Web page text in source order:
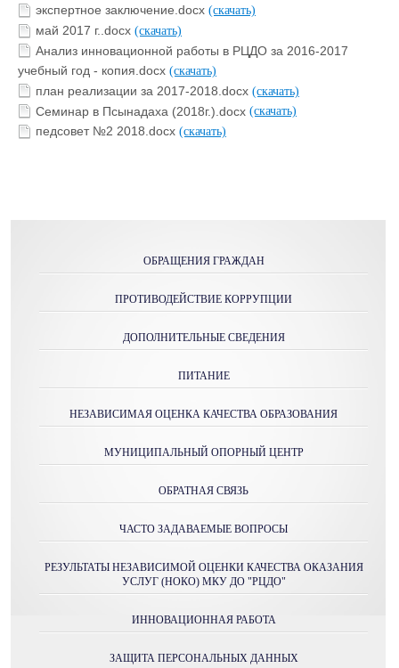
экспертное заключение.docx (скачать)
май 2017 г..docx (скачать)
Анализ инновационной работы в РЦДО за 2016-2017
учебный год - копия.docx (скачать)
план реализации за 2017-2018.docx (скачать)
Семинар в Псынадаха (2018г.).docx (скачать)
педсовет №2 2018.docx (скачать)
ОБРАЩЕНИЯ ГРАЖДАН
ПРОТИВОДЕЙСТВИЕ КОРРУПЦИИ
ДОПОЛНИТЕЛЬНЫЕ СВЕДЕНИЯ
ПИТАНИЕ
НЕЗАВИСИМАЯ ОЦЕНКА КАЧЕСТВА ОБРАЗОВАНИЯ
МУНИЦИПАЛЬНЫЙ ОПОРНЫЙ ЦЕНТР
ОБРАТНАЯ СВЯЗЬ
ЧАСТО ЗАДАВАЕМЫЕ ВОПРОСЫ
РЕЗУЛЬТАТЫ НЕЗАВИСИМОЙ ОЦЕНКИ КАЧЕСТВА ОКАЗАНИЯ
УСЛУГ (НОКО) МКУ ДО "РЦДО"
ИННОВАЦИОННАЯ РАБОТА
ЗАЩИТА ПЕРСОНАЛЬНЫХ ДАННЫХ